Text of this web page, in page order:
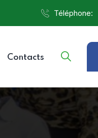
Téléphone:
Contacts